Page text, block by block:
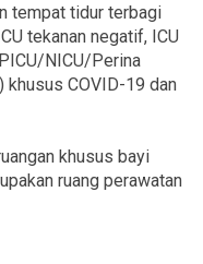
tempat tidur terbagi
tekanan negatif, ICU
NICU/Perina
khusus COVID-19 dan
khusus bayi
ruang perawatan